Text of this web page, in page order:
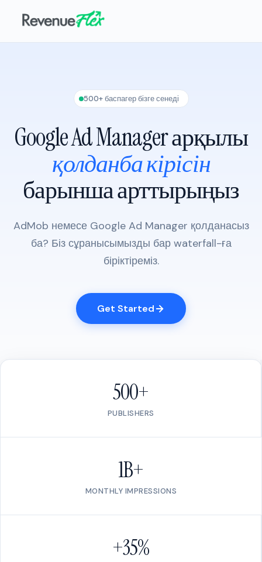
500+ баспагер бізге сенеді
Google Ad Manager арқылы
қолданба кірісін
барынша арттырыңыз
AdMob немесе Google Ad Manager қолданасыз
ба? Біз сұранысымызды бар waterfall-ға
біріктіреміз.
Get Started
500+
PUBLISHERS
1B+
MONTHLY IMPRESSIONS
+35%